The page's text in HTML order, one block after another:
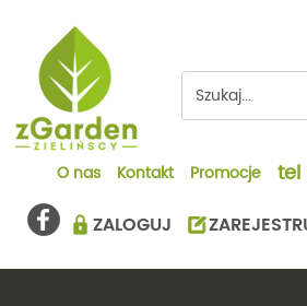
O nas Kontakt Promocje tel
ZALOGUJ